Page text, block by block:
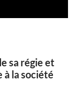
sa régie et
à la société